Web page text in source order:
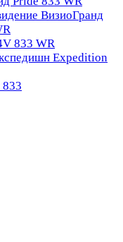
ВизиоГранд
833 WR
Expedition
833